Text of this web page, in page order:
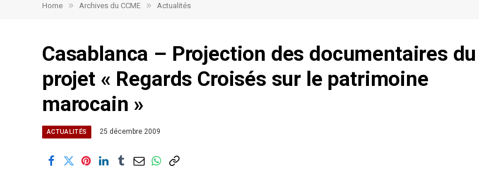
Home » Archives du CCME » Actualités
Casablanca – Projection des documentaires du
projet « Regards Croisés sur le patrimoine
marocain »
ACTUALITÉS 25 décembre 2009